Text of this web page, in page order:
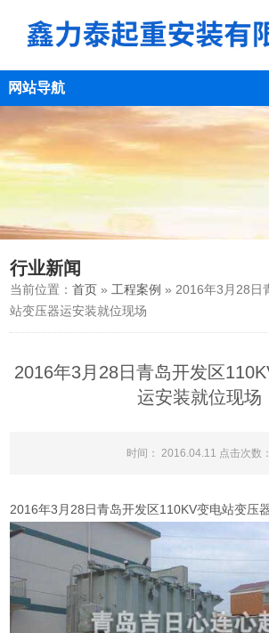
网站导航
行业新闻
当前位置：首页 »工程案例 » 2016年3月28日
站变压器运安装就位现场
2016年3月28日青岛开发区
运安装就位现场
时间： 2016.04.11 点击次数：
2016年3月28日青岛开发区110KV变电站变压